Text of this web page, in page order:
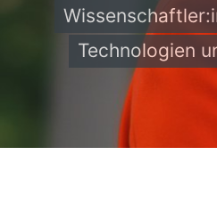
Technologien